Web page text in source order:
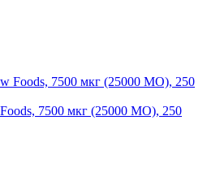
7500 мкг (25000 МО), 250